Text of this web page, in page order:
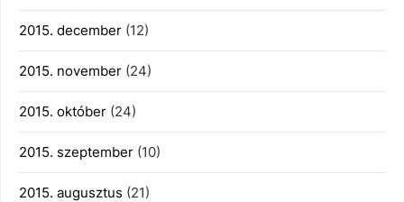
2015. december (12)
2015. november (24)
2015. október (24)
2015. szeptember (10)
2015. augusztus (21)